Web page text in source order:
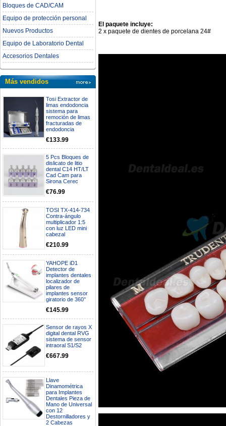
Bloques de CAD/CAM
Equipo de protección personal
Nuevos Productos
Equipo de Laboratorio Dental
Accesorios Dentales
Más vendidos
Tosi Extractor de
limas endodoncia
sistema para
remoción de limas
fracturadas de
endodoncia
€133.99
5 Pcs Bloques de
dislicato de litio
dental C14 HT/LT
Cad Cam para
Sirona Cerec
€76.99
TOSI TX-414-734
Contra-ángulo
multiplicador 1:5
con luz LED mini
cabezal
€210.99
YAHOPE iD1
Detector de
implantes dentales
localizador de
pilares de
implantes sensor
giratorio de 360°
€145.99
Sensor de rayos X
digital dental RVG
sistema de sensor
intraoral S1/S2
€667.99
Llave
Dinamométrica
para Implantes
Dentales Pieza de
Mano de Universal
con 12
Destornilladores y
2 Cabezas
Boa noite gostaria de saber se
seria possível entrega em
Portugal e quanto tempo no
El paquete incluye:
2 x paquete de dientes de porcelana 24#